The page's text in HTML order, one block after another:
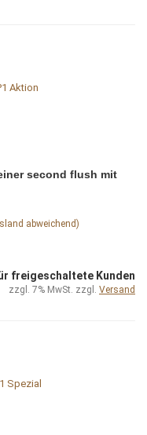
second flush mit
abweichend)
freigeschaltete Kunden
zzgl. 7% MwSt. zzgl. Versand